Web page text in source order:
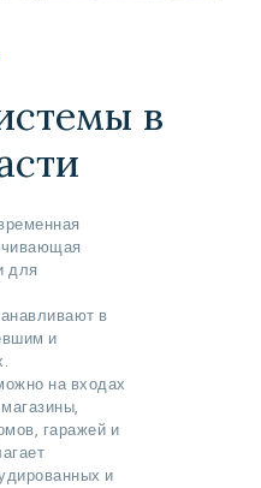
в
для
в
и
на входах
гаражей и
и